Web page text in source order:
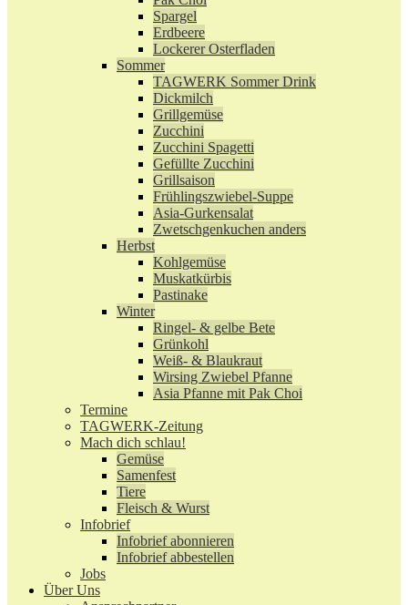
Spargel
Erdbeere
Lockerer Osterfladen
Sommer
TAGWERK Sommer Drink
Dickmilch
Grillgemüse
Zucchini
Zucchini Spagetti
Gefüllte Zucchini
Grillsaison
Frühlingszwiebel-Suppe
Asia-Gurkensalat
Zwetschgenkuchen anders
Herbst
Kohlgemüse
Muskatkürbis
Pastinake
Winter
Ringel- & gelbe Bete
Grünkohl
Weiß- & Blaukraut
Wirsing Zwiebel Pfanne
Asia Pfanne mit Pak Choi
Termine
TAGWERK-Zeitung
Mach dich schlau!
Gemüse
Samenfest
Tiere
Fleisch & Wurst
Infobrief
Infobrief abonnieren
Infobrief abbestellen
Jobs
Über Uns